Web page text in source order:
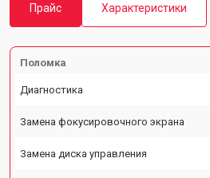
Прайс Характеристики
Поломка
Диагностика
Замена фокусировочного экрана
Замена диска управления